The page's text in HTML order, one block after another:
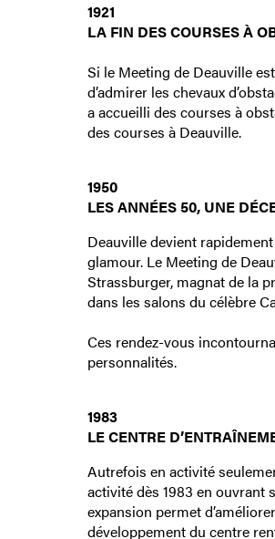
1921
LA FIN DES COURSES À
Si le Meeting de Deauville
d’admirer les chevaux
a accueilli des courses à
des courses à Deauville.
1950
LES ANNÉES 50, UNE
Deauville devient
glamour. Le Meeting de
Strassburger, magnat de la
dans les salons du célèbre
Ces rendez-vous
personnalités.
1983
LE CENTRE
Autrefois en activité
activité dès 1983 en ouvrant
expansion permet
développement du centre